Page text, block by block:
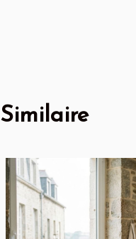
Similaire